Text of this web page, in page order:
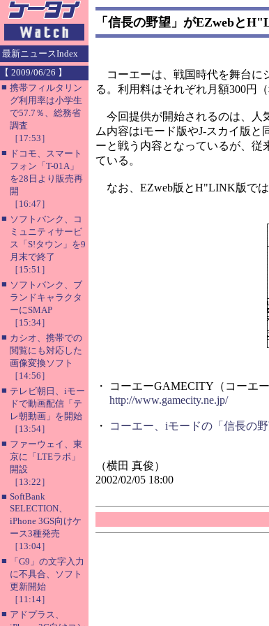
最新ニュースIndex
【 2009/06/26 】
■ 携帯フィルタリン
グ利用率は小学生
で57.7％、総務省
調査
［17:53］
■ ドコモ、スマート
フォン「T-01A」
を28日より販売再
開
［16:47］
■ ソフトバンク、コ
ミュニティサービ
ス「S!タウン」を9
月末で終了
［15:51］
■ ソフトバンク、ブ
ランドキャラクタ
ーにSMAP
［15:34］
■ カシオ、携帯での
閲覧にも対応した
画像変換ソフト
［14:56］
■ テレビ朝日、iモー
ドで動画配信「テ
レ朝動画」を開始
［13:54］
■ ファーウェイ、東
京に「LTEラボ」
開設
［13:22］
■ SoftBank
SELECTION、
iPhone 3GS向けケ
ース3種発売
［13:04］
■
「G9」の文字入力
に不具合、ソフト
更新開始
［11:14］
■ アドプラス、
「信長の野望」がEZwebと
コーエーは、戦国時代を舞台に
る。利用料はそれぞれ月額300円（
今回提供が開始されるのは、人
ム内容はiモード版やJ-スカイ版
ーと戦う内容となっているが、
ている。
なお、EZweb版とH"LINK版では
・ コーエーGAMECITY（コーエ
http://www.gamecity.ne.jp/
・ コーエー、iモードの「信長の
（横田 真俊）
2002/02/05 18:00